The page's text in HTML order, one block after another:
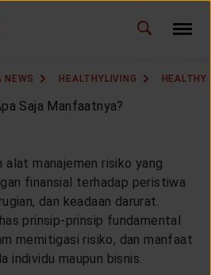
NEWS HEALTHYLIVING
alat manajemen risiko yang
finansial terhadap peristiwa
dan keadaan darurat.
prinsip-prinsip fundamental
memitigasi risiko, dan manfaat
individu maupun bisnis.
ID EN